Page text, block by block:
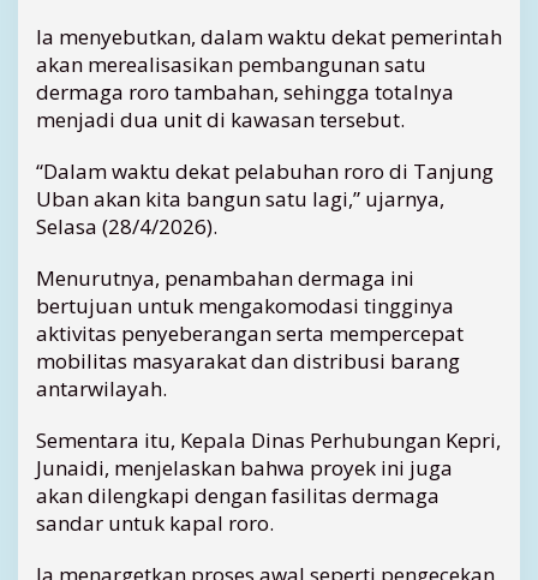
a
g
a
R
o
o
U
n
,
T
a
r
t
a
n
Ia menyebutkan, dalam waktu dekat pemerintah
akan merealisasikan pembangunan satu
dermaga roro tambahan, sehingga totalnya
menjadi dua unit di kawasan tersebut.
“Dalam waktu dekat pelabuhan roro di Tanjung
Uban akan kita bangun satu lagi,” ujarnya,
Selasa (28/4/2026).
Menurutnya, penambahan dermaga ini
bertujuan untuk mengakomodasi tingginya
aktivitas penyeberangan serta mempercepat
mobilitas masyarakat dan distribusi barang
antarwilayah.
Sementara itu, Kepala Dinas Perhubungan Kepri,
Junaidi, menjelaskan bahwa proyek ini juga
akan dilengkapi dengan fasilitas dermaga
sandar untuk kapal roro.
Ia menargetkan proses awal seperti pengecekan